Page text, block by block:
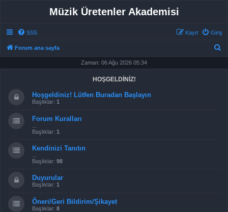
Müzik Üretenler Akademisi
SSS Giriş
Kayıt
Forum ana sayfa
Zaman: 06 Ağu 2026 05:34
HOŞGELDİNİZ!
Hoşgeldiniz! Lütfen Buradan Başlayın
Başlıklar: 1
Forum Kuralları
Başlıklar: 1
Kendinizi Tanıtın
Başlıklar: 98
Duyurular
Başlıklar: 1
Öneri/Geri Bildirim/Şikayet
Başlıklar: 8